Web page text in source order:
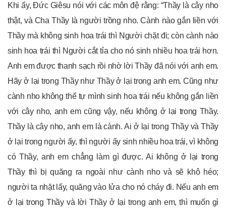
Khi ấy, Đức Giêsu nói với các môn đệ rằng: “Thầy là cây nho
thật, và Cha Thầy là người trồng nho. Cành nào gắn liền với
Thầy mà không sinh hoa trái thì Người chặt đi; còn cành nào
sinh hoa trái thì Người cắt tỉa cho nó sinh nhiều hoa trái hơn.
Anh em được thanh sạch rồi nhờ lời Thầy đã nói với anh em.
Hãy ở lại trong Thầy như Thầy ở lại trong anh em. Cũng như
cành nho không thể tự mình sinh hoa trái nếu không gắn liền
với cây nho, anh em cũng vậy, nếu không ở lại trong Thầy.
Thầy là cây nho, anh em là cành. Ai ở lại trong Thầy và Thầy
ở lại trong người ấy, thì người ấy sinh nhiều hoa trái, vì không
có Thầy, anh em chẳng làm gì được. Ai không ở lại trong
Thầy thì bị quăng ra ngoài như cành nho và sẽ khô héo;
người ta nhặt lấy, quăng vào lửa cho nó cháy đi. Nếu anh em
ở lại trong Thầy và lời Thầy ở lại trong anh em, thì muốn gì